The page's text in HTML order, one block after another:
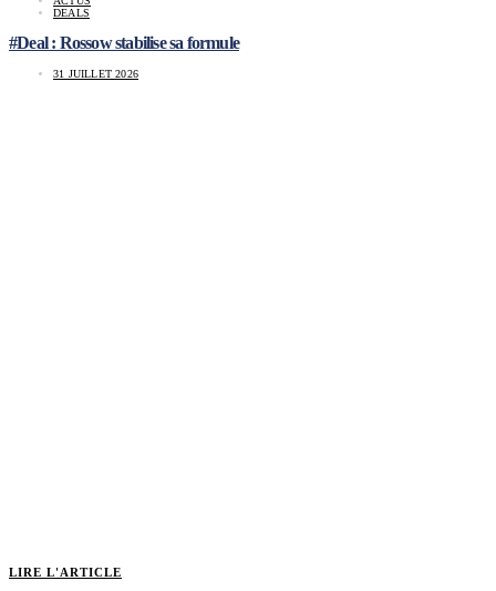
DEALS
#Deal : Rossow stabilise sa formule
31 JUILLET 2026
LIRE L'ARTICLE